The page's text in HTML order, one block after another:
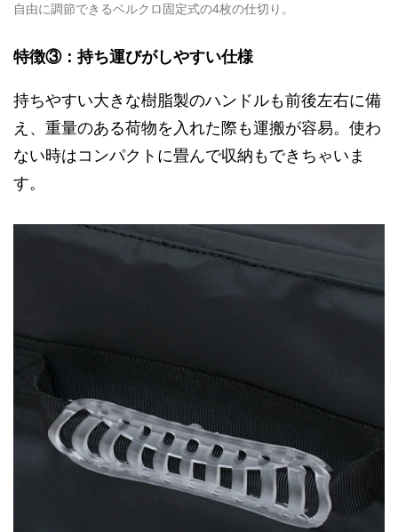
自由に調節できるベルクロ固定式の4枚の仕切り。
特徴③：持ち運びがしやすい仕様
持ちやすい大きな樹脂製のハンドルも前後左右に備
え、重量のある荷物を入れた際も運搬が容易。使わ
ない時はコンパクトに畳んで収納もできちゃいま
す。